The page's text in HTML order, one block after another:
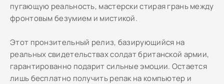
пугающую реальность, мастерски стирая грань между
фронтовым безумием и мистикой.
Этот пронзительный релиз, базирующийся на
реальных свидетельствах солдат британской армии,
гарантированно подарит сильные эмоции. Остается
лишь бесплатно получить репак на компьютер и